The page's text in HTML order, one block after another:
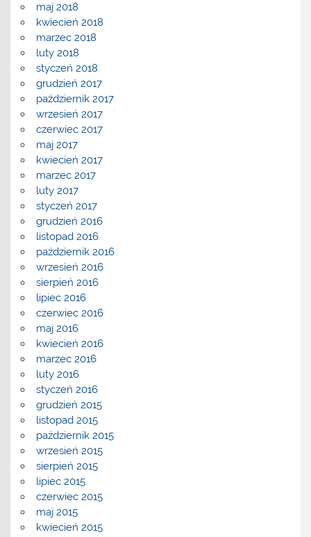
maj 2018
kwiecień 2018
marzec 2018
luty 2018
styczeń 2018
grudzień 2017
październik 2017
wrzesień 2017
czerwiec 2017
maj 2017
kwiecień 2017
marzec 2017
luty 2017
styczeń 2017
grudzień 2016
listopad 2016
październik 2016
wrzesień 2016
sierpień 2016
lipiec 2016
czerwiec 2016
maj 2016
kwiecień 2016
marzec 2016
luty 2016
styczeń 2016
grudzień 2015
listopad 2015
październik 2015
wrzesień 2015
sierpień 2015
lipiec 2015
czerwiec 2015
maj 2015
kwiecień 2015